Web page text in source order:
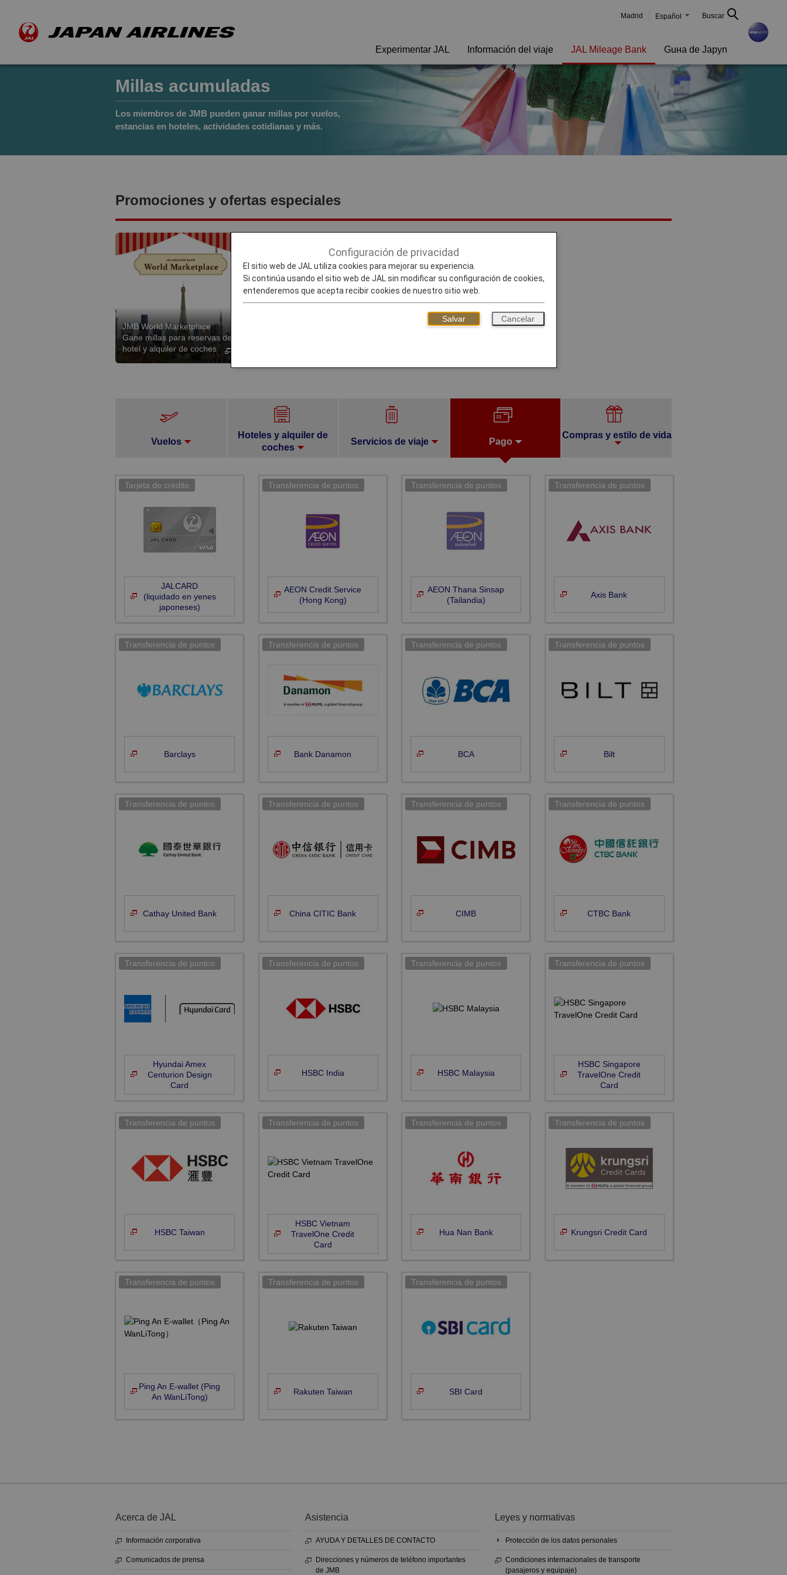
Madrid Español Buscar
Experimentar JAL Información del viaje JAL Mileage Bank Guнa de Japуn
Millas acumuladas
Los miembros de JMB pueden ganar millas por vuelos,
estancias en hoteles, actividades cotidianas y más.
Promociones y ofertas especiales
JMB World Marketplace
Gane millas para reservas de
hotel y alquiler de coches
Vuelos
Hoteles y alquiler de
coches
Servicios de viaje Pago
Compras y estilo de vida
JALCARD
(liquidado en yenes
japoneses)
AEON Credit Service
(Hong Kong)
AEON Thana Sinsap
(Tailandia)
Axis Bank
Barclays Bank Danamon BCA Bilt
Cathay United Bank China CITIC Bank CIMB CTBC Bank
Hyundai Amex
Centurion Design
Card
HSBC India HSBC Malaysia
HSBC Singapore
TravelOne Credit
Card
HSBC Taiwan
HSBC Vietnam
TravelOne Credit
Card
Hua Nan Bank Krungsri Credit Card
Ping An E-wallet (Ping
An WanLiTong)
Rakuten Taiwan SBI Card
Acerca de JAL
Información corporativa
Comunicados de prensa
Asistencia
AYUDA Y DETALLES DE CONTACTO
Direcciones y números de teléfono importantes
de JMB
Leyes y normativas
Protección de los datos personales
Condiciones internacionales de transporte
(pasajeros y equipaje)
Configuración de privacidad
El sitio web de JAL utiliza cookies para mejorar su experiencia.
Si continúa usando el sitio web de JAL sin modificar su configuración de cookies,
entenderemos que acepta recibir cookies de nuestro sitio web.
Salvar Cancelar